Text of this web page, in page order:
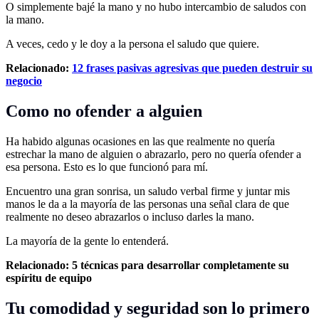
O simplemente bajé la mano y no hubo intercambio de saludos con
la mano.
A veces, cedo y le doy a la persona el saludo que quiere.
Relacionado: 12 frases pasivas agresivas que pueden destruir su
negocio
Como no ofender a alguien
Ha habido algunas ocasiones en las que realmente no quería
estrechar la mano de alguien o abrazarlo, pero no quería ofender a
esa persona. Esto es lo que funcionó para mí.
Encuentro una gran sonrisa, un saludo verbal firme y juntar mis
manos le da a la mayoría de las personas una señal clara de que
realmente no deseo abrazarlos o incluso darles la mano.
La mayoría de la gente lo entenderá.
Relacionado: 5 técnicas para desarrollar completamente su
espíritu de equipo
Tu comodidad y seguridad son lo primero